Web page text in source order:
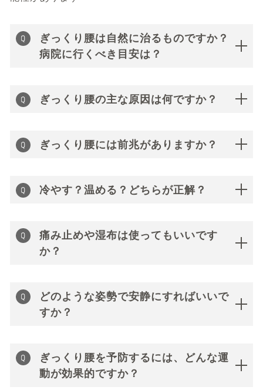
ぎっくり腰は自然に治るものですか？
病院に行くべき目安は？
ぎっくり腰の主な原因は何ですか？
ぎっくり腰には前兆がありますか？
冷やす？温める？どちらが正解？
痛み止めや湿布は使ってもいいです
か？
どのような姿勢で安静にすればいいで
すか？
ぎっくり腰を予防するには、どんな運
動が効果的ですか？